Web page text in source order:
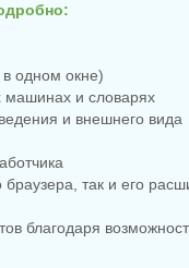
в одном окне)
машинах и словарях
и внешнего вида
так и его
благодаря